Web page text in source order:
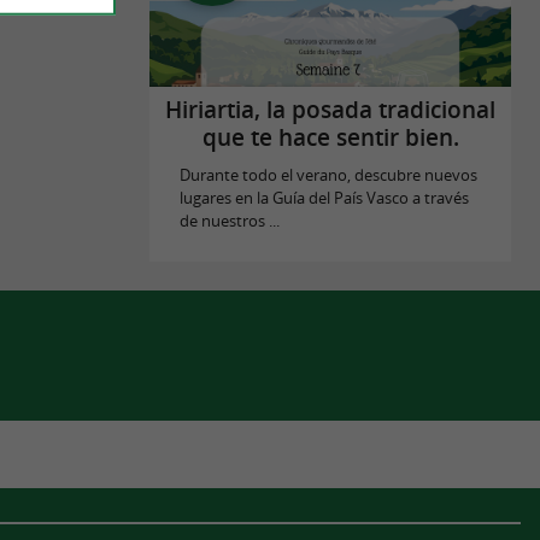
Hiriartia, la posada tradicional
que te hace sentir bien.
Durante todo el verano, descubre nuevos
lugares en la Guía del País Vasco a través
de nuestros ...